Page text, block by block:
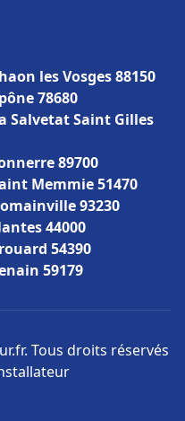
les Vosges 88150
78680
Salvetat Saint Gilles
89700
Memmie 51470
93230
44000
54390
59179
Tous droits réservés